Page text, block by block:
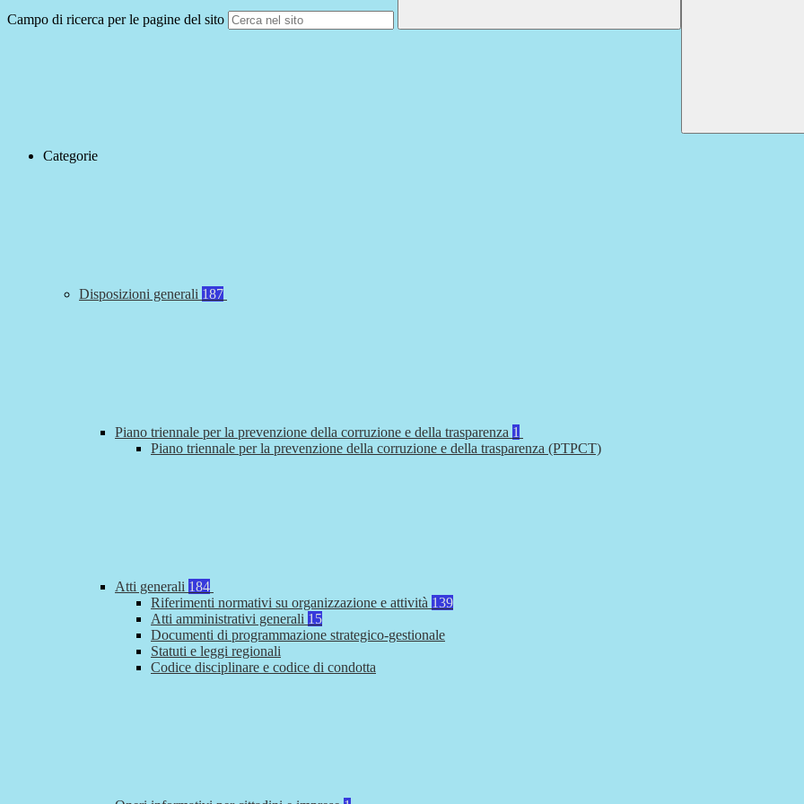
Campo di ricerca per le pagine del sito
Categorie
Disposizioni generali 187
Piano triennale per la prevenzione della corruzione e della trasparenza 1
Piano triennale per la prevenzione della corruzione e della trasparenza (PTPCT)
Atti generali 184
Riferimenti normativi su organizzazione e attività 139
Atti amministrativi generali 15
Documenti di programmazione strategico-gestionale
Statuti e leggi regionali
Codice disciplinare e codice di condotta